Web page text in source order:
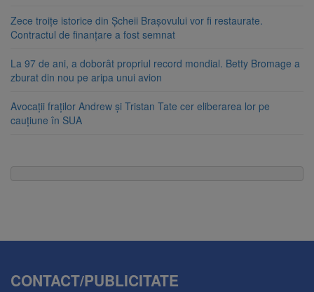
Zece troițe istorice din Șcheii Brașovului vor fi restaurate.
Contractul de finanțare a fost semnat
La 97 de ani, a doborât propriul record mondial. Betty Bromage a
zburat din nou pe aripa unui avion
Avocații fraților Andrew și Tristan Tate cer eliberarea lor pe
cauțiune în SUA
CONTACT/PUBLICITATE